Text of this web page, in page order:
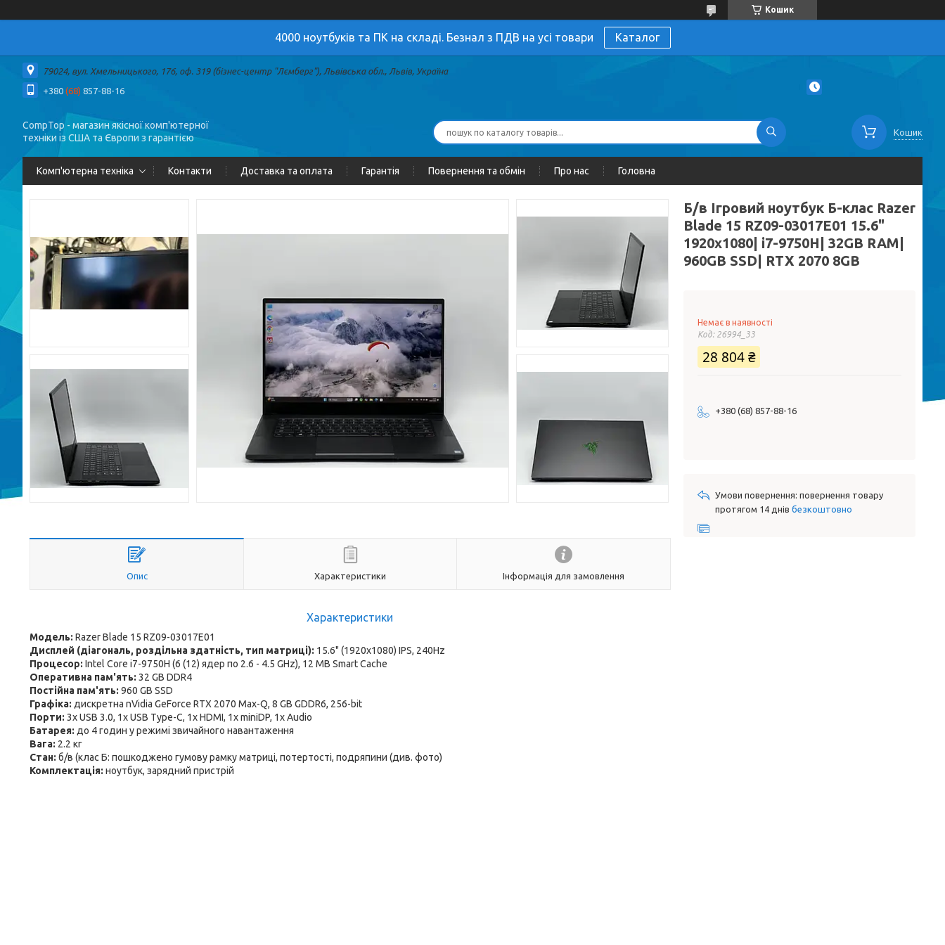
Кошик
4000 ноутбуків та ПК на складі. Безнал з ПДВ на усі товари Каталог
79024, вул. Хмельницького, 176, оф. 319 (бізнес-центр "Лємберг"), Львівська обл., Львів, Україна
+380 (68) 857-88-16
CompTop - магазин якісної комп'ютерної
техніки із США та Європи з гарантією
Кошик
Комп'ютерна техніка Контакти Доставка та оплата Гарантія Повернення та обмін Про нас Головна
Опис Характеристики Інформація для замовлення
Характеристики
Модель: Razer Blade 15 RZ09-03017E01
Дисплей (діагональ, роздільна здатність, тип матриці): 15.6" (1920x1080) IPS, 240Hz
Процесор: Intel Core i7-9750H (6 (12) ядер по 2.6 - 4.5 GHz), 12 MB Smart Cache
Оперативна пам'ять: 32 GB DDR4
Постійна пам'ять: 960 GB SSD
Графіка: дискретна nVidia GeForce RTX 2070 Max-Q, 8 GB GDDR6, 256-bit
Порти: 3x USB 3.0, 1x USB Type-C, 1x HDMI, 1x miniDP, 1x Audio
Батарея: до 4 годин у режимі звичайного навантаження
Вага: 2.2 кг
Стан: б/в (клас Б: пошкоджено гумову рамку матриці, потертості, подряпини (див. фото)
Комплектація: ноутбук, зарядний пристрій
Б/в Ігровий ноутбук Б-клас Razer
Blade 15 RZ09-03017E01 15.6"
1920x1080| i7-9750H| 32GB RAM|
960GB SSD| RTX 2070 8GB
Немає в наявності
Код: 26994_33
28 804 ₴
+380 (68) 857-88-16
повернення товару
протягом 14 днів безкоштовно